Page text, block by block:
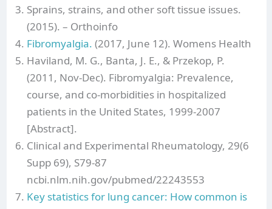
Sprains, strains, and other soft tissue issues.
(2015). – Orthoinfo
Fibromyalgia. (2017, June 12). Womens Health
Haviland, M. G., Banta, J. E., & Przekop, P.
(2011, Nov-Dec). Fibromyalgia: Prevalence,
course, and co-morbidities in hospitalized
patients in the United States, 1999-2007
[Abstract].
Clinical and Experimental Rheumatology, 29(6
Supp 69), S79-87
ncbi.nlm.nih.gov/pubmed/22243553
Key statistics for lung cancer: How common is